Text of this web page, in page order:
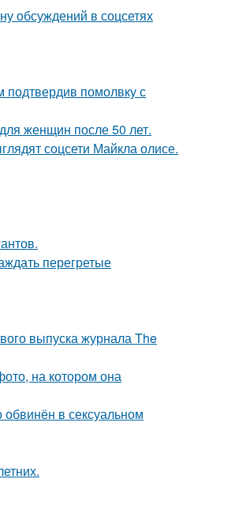
обсуждений в соцсетях
помолвку с
женщин после 50 лет.
соцсети Майкла олисе.
перегретые
выпуска журнала The
на котором она
в сексуальном